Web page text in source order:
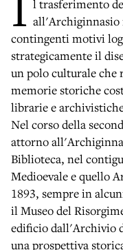
l trasferimento
all'Archiginnasio
contingenti motivi
strategicamente il
un polo culturale che
memorie storiche
librarie e
Nel corso della
attorno
Biblioteca, nel
Medioevale e quello
1893, sempre in
il Museo del
edificio dall'Archivio
una prospettiva